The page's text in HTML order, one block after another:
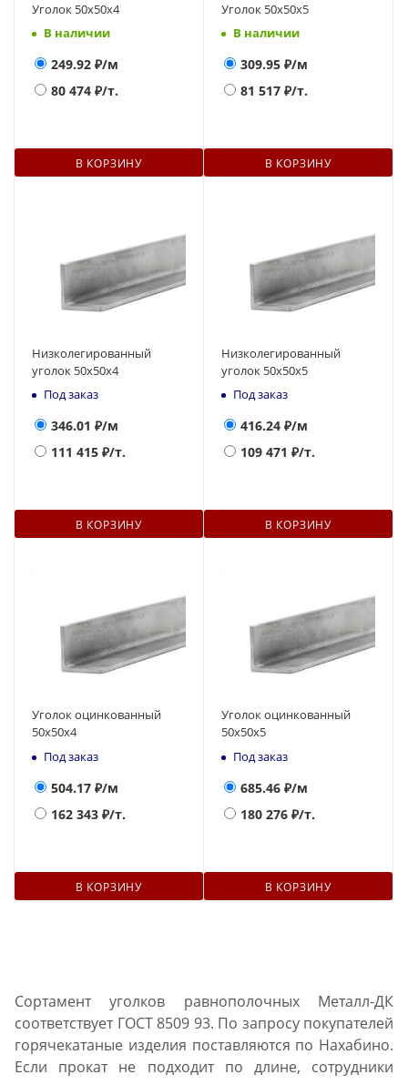
Уголок 50х50х4
В наличии
249.92 ₽/м
80 474 ₽/т.
В КОРЗИНУ
Уголок 50х50х5
В наличии
309.95 ₽/м
81 517 ₽/т.
В КОРЗИНУ
Низколегированный
уголок 50х50х4
Под заказ
346.01 ₽/м
111 415 ₽/т.
В КОРЗИНУ
Низколегированный
уголок 50х50х5
Под заказ
416.24 ₽/м
109 471 ₽/т.
В КОРЗИНУ
Уголок оцинкованный
50х50х4
Под заказ
504.17 ₽/м
162 343 ₽/т.
В КОРЗИНУ
Уголок оцинкованный
50х50х5
Под заказ
685.46 ₽/м
180 276 ₽/т.
В КОРЗИНУ
Сортамент уголков равнополочных Металл-ДК
соответствует ГОСТ 8509 93. По запросу покупателей
горячекатаные изделия поставляются по Нахабино.
Если прокат не подходит по длине, сотрудники